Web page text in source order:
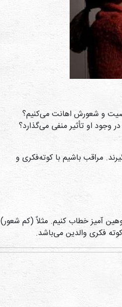
و شعورش اهانت می‌کنیم؟
وجود او تأثیر منفی می‌گذارد؟
مراقب باشیم با کوته‌فکری و
آمیز خطاب کنیم. مثلاٌ (کم شعور)
فکری والدین می‌باشد.